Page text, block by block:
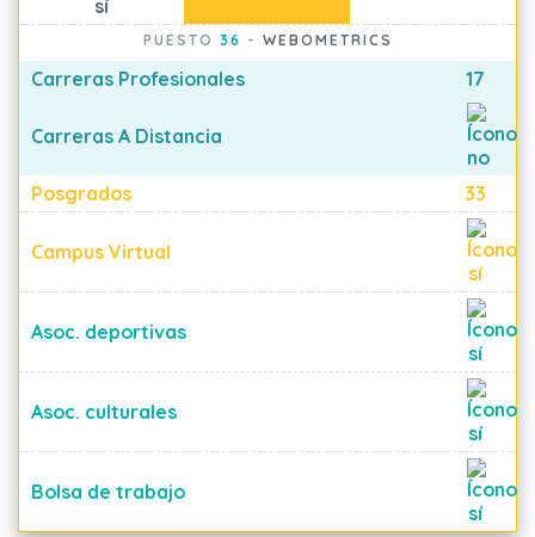
PUESTO 36 - WEBOMETRICS
Carreras Profesionales 17
Carreras A Distancia
Posgrados 33
Campus Virtual
Asoc. deportivas
Asoc. culturales
Bolsa de trabajo